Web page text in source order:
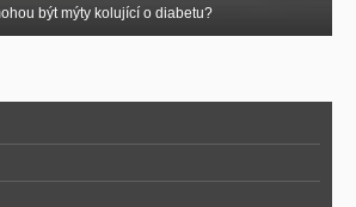
být mýty kolující o diabetu?